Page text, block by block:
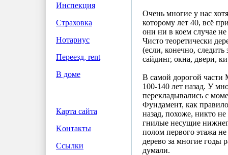
Инспекция
Страховка
Нотариус
Переезд, rent
В доме
Карта сайта
Koнтакты
Ссылки
Очень многие у нас
которому лет 40, всё
они ни в коем случае
Чисто теоретически
(если, конечно,
сайдинг, окна, двери,
В самой дорогой части
100-140 лет назад. У
перекладывались с
Фундамент, как
назад, похоже, никто
гнилые несущие
полом первого этажа
дерево за многие годы
думали.